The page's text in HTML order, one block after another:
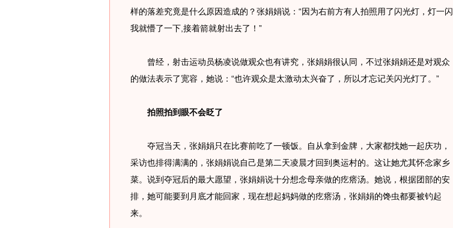
样的落差究竟是什么原因造成的？张娟娟说：“因为右前方有人拍照用了闪光灯，灯一闪
我就懵了一下,接着箭就射出去了！”
曾经，射击运动员杨凌说做观众也有讲究，张娟娟很认同，不过张娟娟还是对观众
的做法表示了宽容，她说：“也许观众是太激动太兴奋了，所以才忘记关闪光灯了。”
拍照拍到眼不会眨了
夺冠当天，张娟娟只在比赛前吃了一顿饭。自从拿到金牌，大家都找她一起庆功，
采访也排得满满的，张娟娟说自己是第二天凌晨才回到奥运村的。这让她尤其怀念家乡
菜。说到夺冠后的最大愿望，张娟娟说十分想念母亲做的疙瘩汤。她说，根据团部的安
排，她可能要到月底才能回家，现在想起妈妈做的疙瘩汤，张娟娟的馋虫都要被钓起
来。